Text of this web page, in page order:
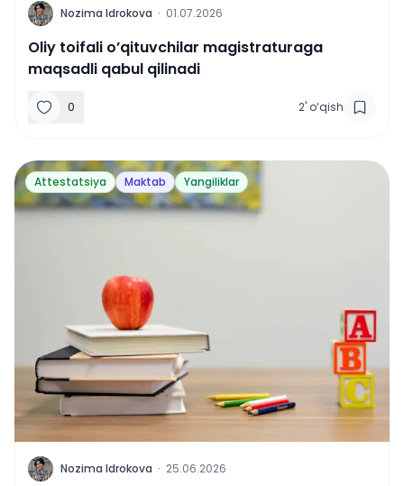
N Nozima Idrokova · 01.07.2026
Oliy toifali o’qituvchilar magistraturaga
maqsadli qabul qilinadi
0 2' o‘qish
Attestatsiya Maktab Yangiliklar
N Nozima Idrokova · 25.06.2026